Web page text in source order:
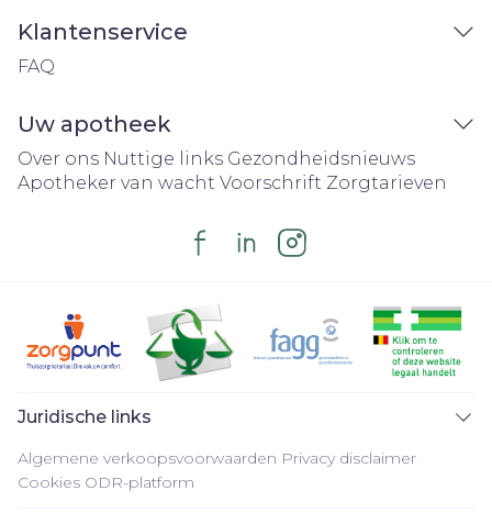
Klantenservice
FAQ
Uw apotheek
Over ons Nuttige links Gezondheidsnieuws
Apotheker van wacht Voorschrift Zorgtarieven
Juridische links
Algemene verkoopsvoorwaarden Privacy disclaimer
Cookies ODR-platform